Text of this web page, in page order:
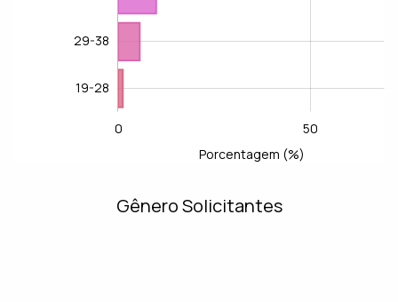
29-38
19-28
-40
-20
0
150
100 50
-50
-100
Porcentagem (%)
Gênero Solicitantes